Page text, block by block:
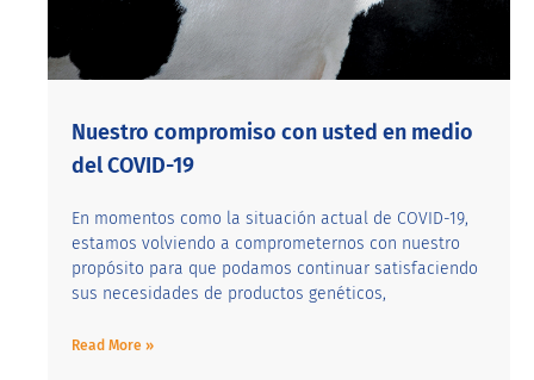
Nuestro compromiso con usted en medio
del COVID-19
En momentos como la situación actual de COVID-19,
estamos volviendo a comprometernos con nuestro
propósito para que podamos continuar satisfaciendo
sus necesidades de productos genéticos,
Read More »